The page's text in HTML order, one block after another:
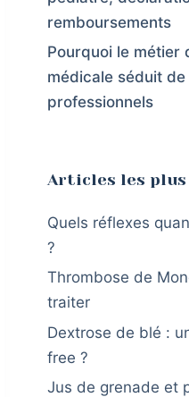
remboursements
Pourquoi le métier
médicale séduit
professionnels
Articles les plus
Quels réflexes
?
Thrombose de
traiter
Dextrose de blé :
free ?
Jus de grenade et